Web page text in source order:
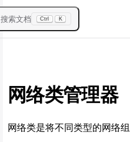
搜索文档 Ctrl K
网络类管理器
网络类是将不同类型的网络